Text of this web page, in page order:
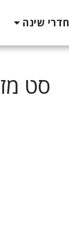
חדרי שינה
סט